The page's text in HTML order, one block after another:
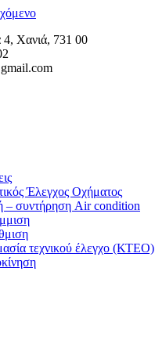
Χανιά, 731 00
Έλεγχος Οχήματος
– συντήρηση Air condition
τεχνικού έλεγχο (ΚΤΕΟ)